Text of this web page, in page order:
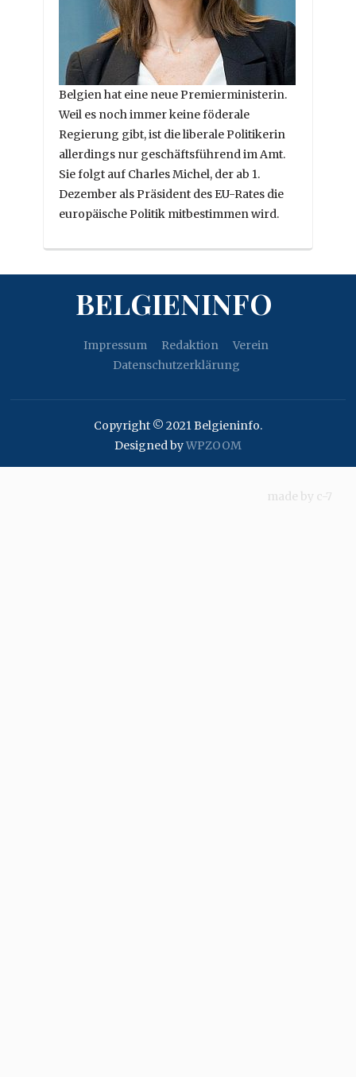
Belgien hat eine neue Premierministerin.
Weil es noch immer keine föderale
Regierung gibt, ist die liberale Politikerin
allerdings nur geschäftsführend im Amt.
Sie folgt auf Charles Michel, der ab 1.
Dezember als Präsident des EU-Rates die
europäische Politik mitbestimmen wird.
BELGIENINFO
Impressum Redaktion
Verein
Datenschutzerklärung
Copyright © 2021 Belgieninfo.
Designed byWPZOOM
made by c-7